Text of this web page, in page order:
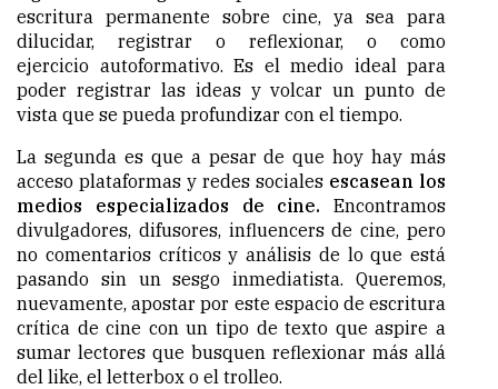
escritura permanente sobre cine, ya sea para
dilucidar, registrar o reflexionar, o como
ejercicio autoformativo. Es el medio ideal para
poder registrar las ideas y volcar un punto de
vista que se pueda profundizar con el tiempo.
La segunda es que a pesar de que hoy hay más
acceso plataformas y redes sociales escasean los
medios especializados de cine. Encontramos
divulgadores, difusores, influencers de cine, pero
no comentarios críticos y análisis de lo que está
pasando sin un sesgo inmediatista. Queremos,
nuevamente, apostar por este espacio de escritura
crítica de cine con un tipo de texto que aspire a
sumar lectores que busquen reflexionar más allá
del like, el letterbox o el trolleo.